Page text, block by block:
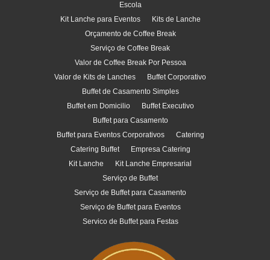
Escola
Kit Lanche para Eventos
Kits de Lanche
Orçamento de Coffee Break
Serviço de Coffee Break
Valor de Coffee Break Por Pessoa
Valor de Kits de Lanches
Buffet Corporativo
Buffet de Casamento Simples
Buffet em Domicilio
Buffet Executivo
Buffet para Casamento
Buffet para Eventos Corporativos
Catering
Catering Buffet
Empresa Catering
Kit Lanche
Kit Lanche Empresarial
Serviço de Buffet
Serviço de Buffet para Casamento
Serviço de Buffet para Eventos
Servico de Buffet para Festas